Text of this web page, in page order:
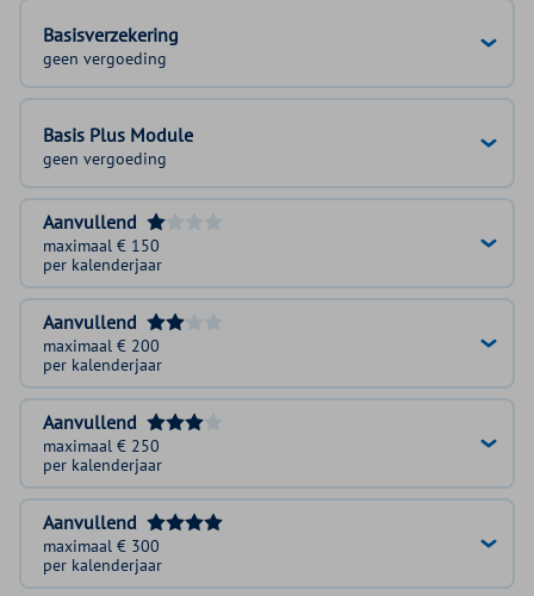
Basisverzekering
geen vergoeding
Basis Plus Module
geen vergoeding
Aanvullend
maximaal € 150
per kalenderjaar
Aanvullend
maximaal € 200
per kalenderjaar
Aanvullend
maximaal € 250
per kalenderjaar
Aanvullend
maximaal € 300
per kalenderjaar